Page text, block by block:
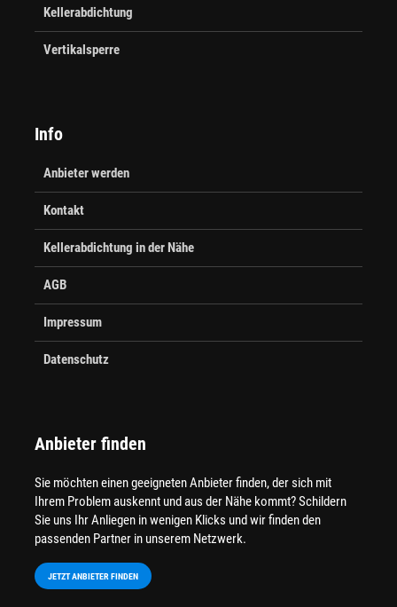
Kellerabdichtung
Vertikalsperre
Info
Anbieter werden
Kontakt
Kellerabdichtung in der Nähe
AGB
Impressum
Datenschutz
Anbieter finden
Sie möchten einen geeigneten Anbieter finden, der sich mit
Ihrem Problem auskennt und aus der Nähe kommt? Schildern
Sie uns Ihr Anliegen in wenigen Klicks und wir finden den
passenden Partner in unserem Netzwerk.
JETZT ANBIETER FINDEN